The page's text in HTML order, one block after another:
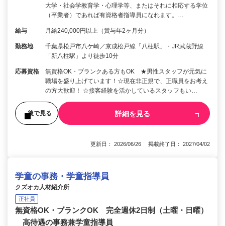
大学・社会学教育学・心理学等、またはそれに相応する学位
（卒業者）であれば有資格者指導員になれます。…
給与 月給240,000円以上（賞与年2ヶ月分）
勤務地
千葉県松戸市八ケ崎／京成松戸線「八柱駅」・JR武蔵野線
「新八柱駅」より徒歩10分
応募資格
無資格OK・ブランクある方もOK ★男性スタッフが元気に
職場を盛り上げています！☆現在非正規で、正職員をお考え
の方大歓迎！ ☆接客経験を活かしているスタッフもい…
後で見る 詳細を見る
更新日： 2026/06/26 掲載終了日： 2027/04/02
学童の事務・学童指導員
クズオカ人材紹介所
正社員
無資格OK・ブランクOK 完全週休2日制（土曜・日曜）
高待遇の事務兼学童指導員